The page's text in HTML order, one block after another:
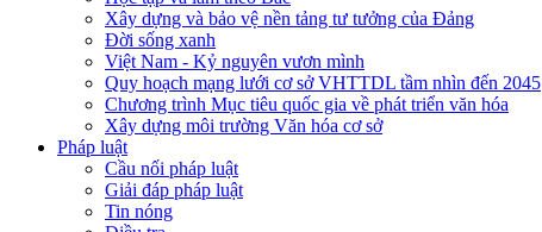
Xây dựng và bảo vệ nền tảng tư tưởng của Đảng
Đời sống xanh
Việt Nam - Kỷ nguyên vươn mình
Quy hoạch mạng lưới cơ sở VHTTDL tầm nhìn đến 2045
Chương trình Mục tiêu quốc gia về phát triển văn hóa
Xây dựng môi trường Văn hóa cơ sở
Pháp luật
Cầu nối pháp luật
Giải đáp pháp luật
Tin nóng